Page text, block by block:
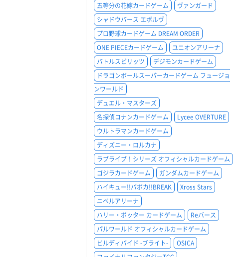
五等分の花嫁カードゲーム
ヴァンガード
シャドウバース エボルヴ
プロ野球カードゲーム DREAM ORDER
ONE PIECEカードゲーム
ユニオンアリーナ
バトルスピリッツ
デジモンカードゲーム
ドラゴンボールスーパーカードゲーム フュージョ
ンワールド
デュエル・マスターズ
名探偵コナンカードゲーム
Lycee OVERTURE
ウルトラマンカードゲーム
ディズニー・ロルカナ
ラブライブ！シリーズ オフィシャルカードゲーム
ゴジラカードゲーム
ガンダムカードゲーム
ハイキュー!!バボカ!!BREAK
Xross Stars
ニベルアリーナ
ハリー・ポッター カードゲーム
Reバース
パルワールド オフィシャルカードゲーム
ビルディバイド -ブライト-
OSICA